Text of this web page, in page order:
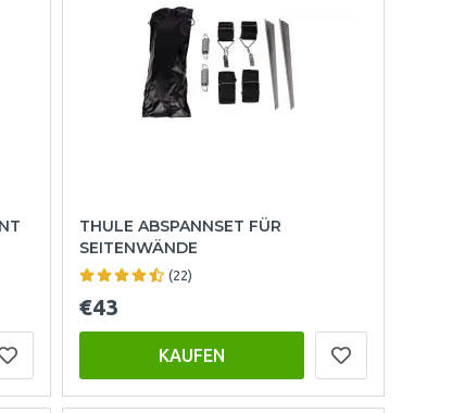
THULE ABSPANNSET FÜR
SEITENWÄNDE
(22)
€43
KAUFEN